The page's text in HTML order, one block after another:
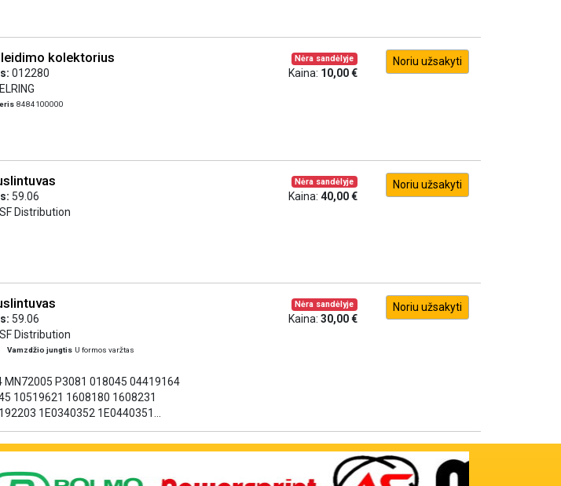
kolektorius
012280
ELRING
8484100000
Nėra sandėlyje
Kaina: 10,00 €
Noriu užsakyti
59.06
SF Distribution
Nėra sandėlyje
Kaina: 40,00 €
Noriu užsakyti
59.06
SF Distribution
Vamzdžio jungtis U formos varžtas
MN72005 P3081 018045 04419164
10519621 1608180 1608231
1E0340352 1E0440351
20685E4150
250245 3351642502450 4082895
5467890000 60504379
7703083385 7733521
Nėra sandėlyje
Kaina: 30,00 €
Noriu užsakyti